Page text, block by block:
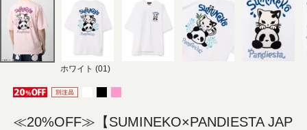
ホワイト (01)
≪20%OFF≫【SUMINEKO×PANDIESTA JAP